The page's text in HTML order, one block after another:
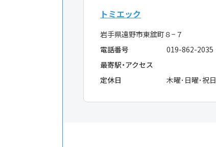
トミエック
岩手県遠野市東舘町８−７
電話番号
019-862-2035
最寄駅・アクセス
定休日
木曜･日曜･祝日